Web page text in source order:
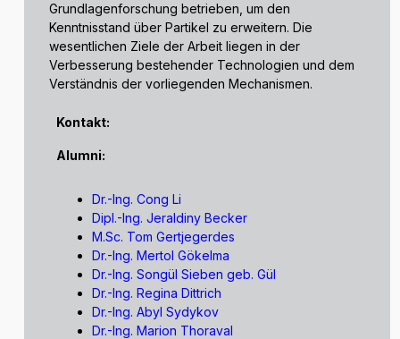
Grundlagenforschung betrieben, um den
Kenntnisstand über Partikel zu erweitern. Die
wesentlichen Ziele der Arbeit liegen in der
Verbesserung bestehender Technologien und dem
Verständnis der vorliegenden Mechanismen.
Kontakt:
Alumni:
Dr.-Ing. Cong Li
Dipl.-Ing. Jeraldiny Becker
M.Sc. Tom Gertjegerdes
Dr.-Ing. Mertol Gökelma
Dr.-Ing. Songül Sieben geb. Gül
Dr.-Ing. Regina Dittrich
Dr.-Ing. Abyl Sydykov
Dr.-Ing. Marion Thoraval